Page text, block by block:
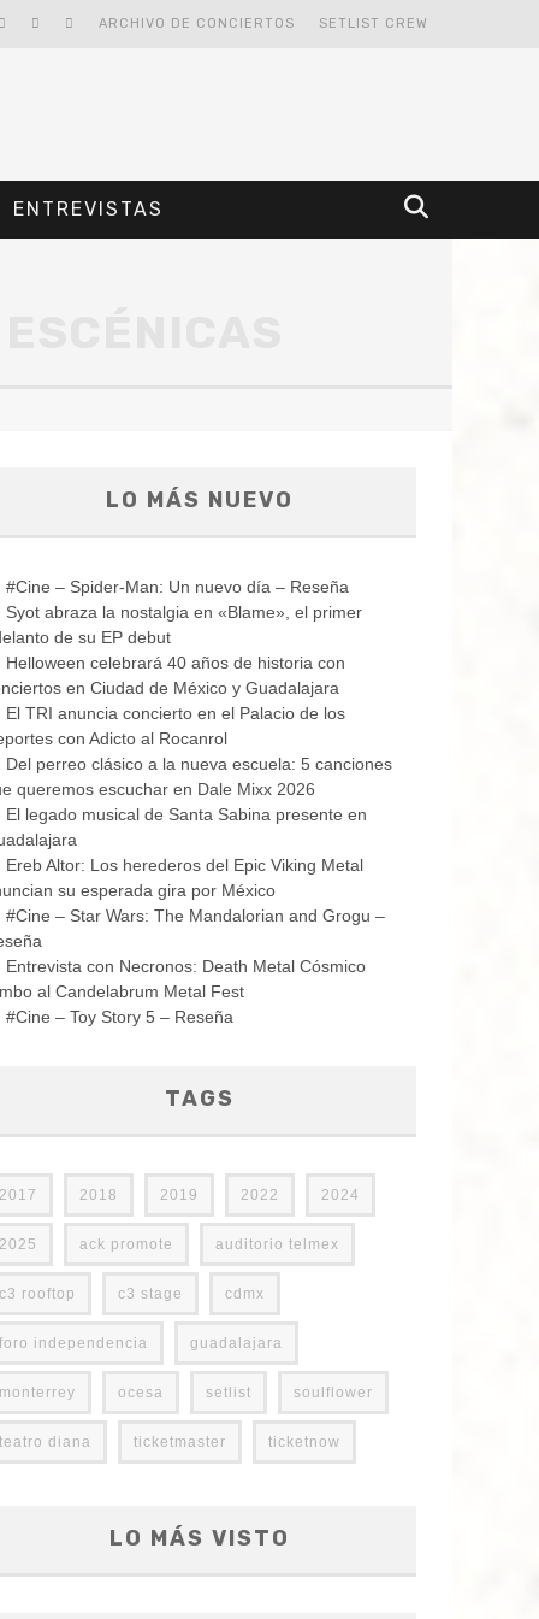
SETLIST CREW
ARCHIVO DE CONCIERTOS
ENTREVISTAS
LO MÁS NUEVO
#Cine – Spider-Man: Un nuevo día – Reseña
Syot abraza la nostalgia en «Blame», el primer
de su EP debut
Helloween celebrará 40 años de historia con
en Ciudad de México y Guadalajara
El TRI anuncia concierto en el Palacio de los
con Adicto al Rocanrol
Del perreo clásico a la nueva escuela: 5 canciones
queremos escuchar en Dale Mixx 2026
El legado musical de Santa Sabina presente en
Ereb Altor: Los herederos del Epic Viking Metal
su esperada gira por México
#Cine – Star Wars: The Mandalorian and Grogu –
Entrevista con Necronos: Death Metal Cósmico
al Candelabrum Metal Fest
#Cine – Toy Story 5 – Reseña
TAGS
2017 2018 2019 2022 2024
2025 ack promote auditorio telmex
c3 rooftop c3 stage cdmx
foro independencia guadalajara
monterrey ocesa setlist soulflower
teatro diana ticketmaster ticketnow
LO MÁS VISTO